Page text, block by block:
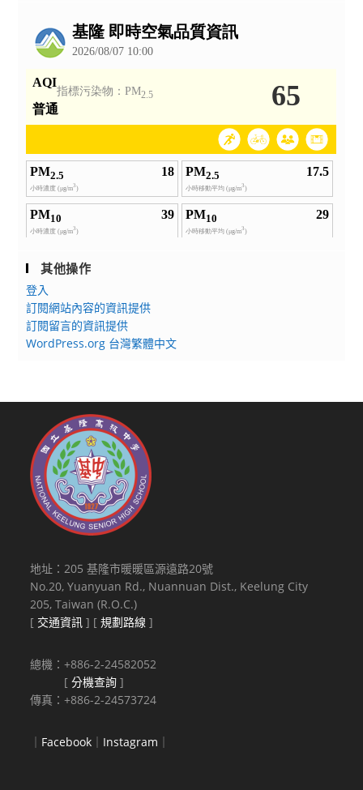
其他操作
登入
訂閱網站內容的資訊提供
訂閱留言的資訊提供
WordPress.org 台灣繁體中文
地址：205 基隆市暖暖區源遠路20號
No.20, Yuanyuan Rd., Nuannuan Dist., Keelung City
205, Taiwan (R.O.C.)
[ 交通資訊 ] [規劃路線 ]
總機：+886-2-24582052
[分機查詢 ]
傳真：+886-2-24573724
｜ Facebook ｜ Instagram ｜